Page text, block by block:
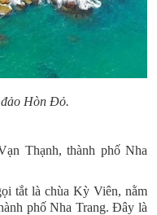
Hòn Đỏ.
Thạnh, thành phố Nha
tắt là chùa Kỳ Viên, nằm
phố Nha Trang. Đây là